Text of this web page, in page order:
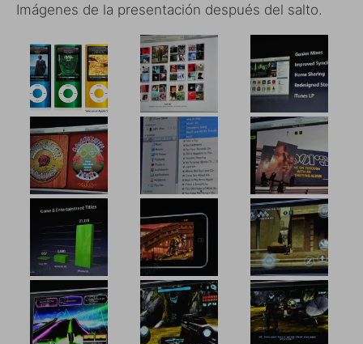
Imágenes de la presentación después del salto.